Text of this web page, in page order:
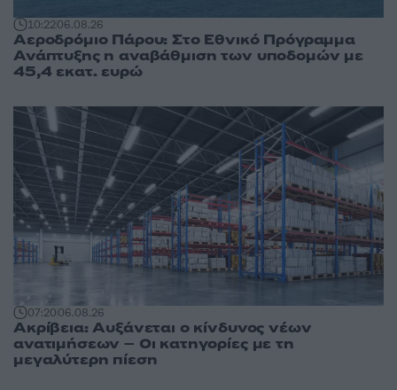
10:2206.08.26
Αεροδρόμιο Πάρου: Στο Εθνικό Πρόγραμμα
Ανάπτυξης η αναβάθμιση των υποδομών με
45,4 εκατ. ευρώ
07:2006.08.26
Ακρίβεια: Αυξάνεται ο κίνδυνος νέων
ανατιμήσεων – Οι κατηγορίες με τη
μεγαλύτερη πίεση